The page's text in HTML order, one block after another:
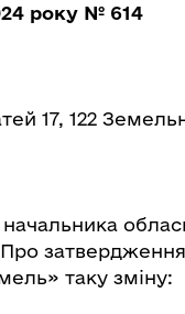
року № 614
17, 122
таку зміну: